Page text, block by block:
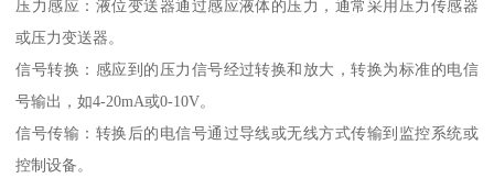
压力感应：液位变送器通过感应液体的压力，通常采用压力传感器
或压力变送器。
信号转换：感应到的压力信号经过转换和放大，转换为标准的电信
号输出，如4-20mA或0-10V。
信号传输：转换后的电信号通过导线或无线方式传输到监控系统或
控制设备。